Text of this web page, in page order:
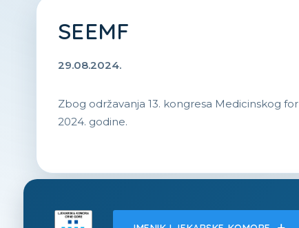
SEEMF
29.08.2024.
Zbog održavanja 13. kongresa Medicinskog
2024. godine.